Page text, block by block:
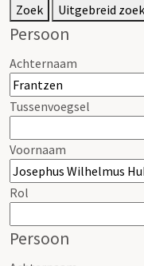
Zoek Uitgebreid
Persoon
Achternaam
Tussenvoegsel
Voornaam
Rol
Persoon